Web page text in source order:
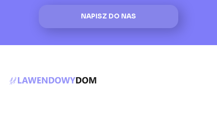
NAPISZ DO NAS